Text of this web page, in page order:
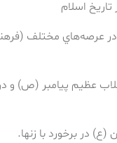
عرصه‌هاي مختلف
عظيم پيامبر (ص) و